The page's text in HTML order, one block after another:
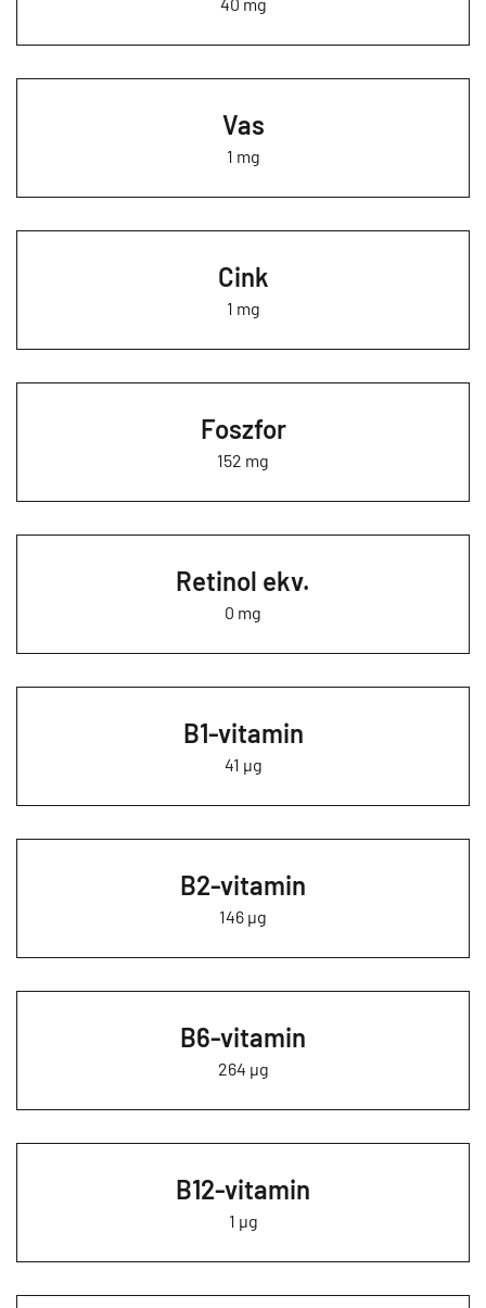
Vas
1 mg
Cink
1 mg
Foszfor
152 mg
Retinol ekv.
0 mg
B1-vitamin
41 µg
B2-vitamin
146 µg
B6-vitamin
264 µg
B12-vitamin
1 µg